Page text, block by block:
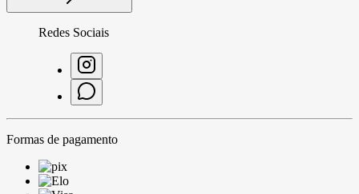
Redes Sociais
Formas de pagamento